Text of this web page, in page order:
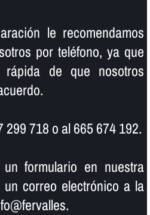
le recomendamos
por teléfono, ya que
de que nosotros
299 718 o al 665 674 192.
formulario en nuestra
correo electrónico a la